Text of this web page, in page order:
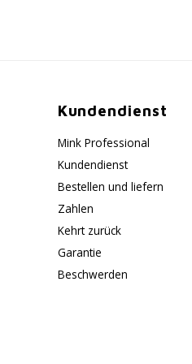
Kundendienst
Mink Professional
Kundendienst
Bestellen und liefern
Zahlen
Kehrt zurück
Garantie
Beschwerden